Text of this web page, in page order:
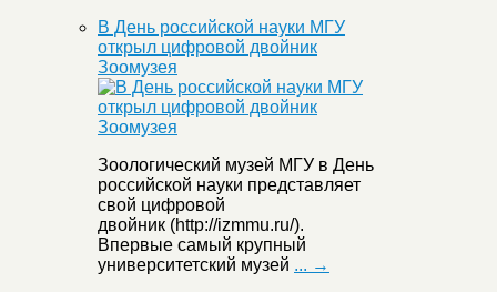
В День российской науки МГУ
открыл цифровой двойник
Зоомузея
Зоологический музей МГУ в День
российской науки представляет
свой цифровой
двойник (http://izmmu.ru/).
Впервые самый крупный
университетский музей ... →